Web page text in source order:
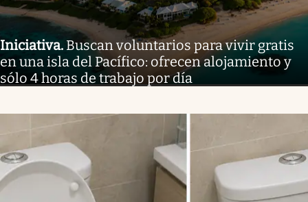
Iniciativa. Buscan voluntarios para vivir gratis
en una isla del Pacífico: ofrecen alojamiento y
sólo 4 horas de trabajo por día